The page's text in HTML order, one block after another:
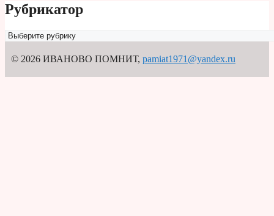
Рубрикатор
Рубрикатор
© 2026 ИВАНОВО ПОМНИТ, pamiat1971@yandex.ru